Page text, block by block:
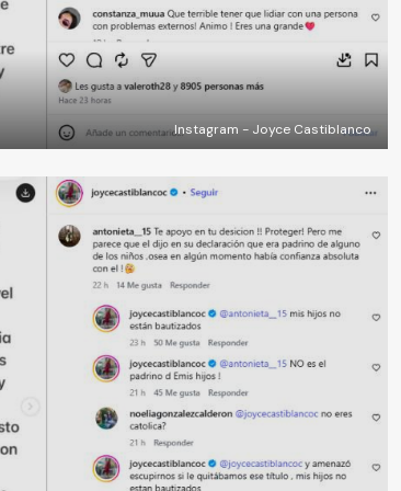
Instagram - Joyce Castiblanco